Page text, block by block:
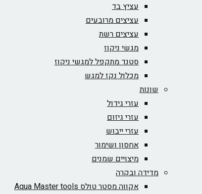
עציץ בד
עציצים מרובעים
עציצים רשת
מגשי ניקוז
סטנד מתקפל למגשי ניקוז
מכלול נקז למגש
שונות
עזרי גידול
עזרי גיזום
עזרי ייבוש
אחסון ושימור
מיצויים שמנים
מדידה ובקרה
אקווה מסטר טולס Aqua Master tools